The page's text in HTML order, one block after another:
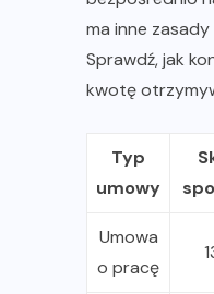
ma inne
Sprawdź, jak
kwotę
Typ
umowy
Umowa
o pracę